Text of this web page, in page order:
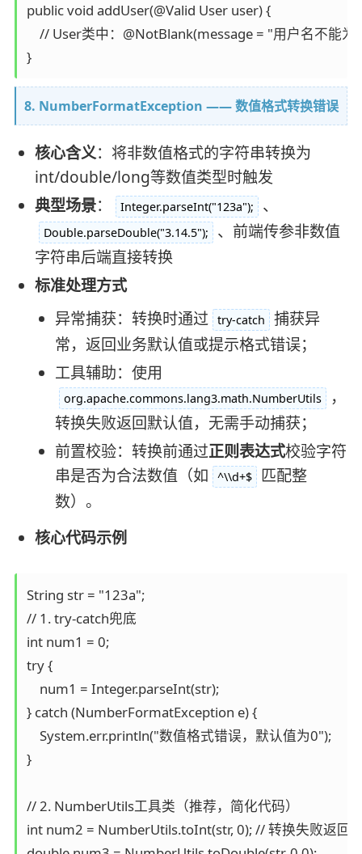
public void addUser(@Valid User user) {
// User类中：@NotBlank(message = "用户名不能为
}
8. NumberFormatException —— 数值格式转换错误
核心含义：将非数值格式的字符串转换为
int/double/long等数值类型时触发
典型场景： Integer.parseInt("123a"); 、
Double.parseDouble("3.14.5");
、前端传参非数值
字符串后端直接转换
标准处理方式
异常捕获：转换时通过 try-catch
捕获异
常，返回业务默认值或提示格式错误；
工具辅助：使用
org.apache.commons.lang3.math.NumberUtils
，
转换失败返回默认值，无需手动捕获；
前置校验：转换前通过正则表达式校验字符
串是否为合法数值（如
^\\d+$
匹配整
数）。
核心代码示例
String str = "123a";
// 1. try-catch兜底
int num1 = 0;
try {
    num1 = Integer.parseInt(str);
} catch (NumberFormatException e) {
    System.err.println("数值格式错误，默认值为0");
}
// 2. NumberUtils工具类（推荐，简化代码）
int num2 = NumberUtils.toInt(str, 0); // 转换失败返回